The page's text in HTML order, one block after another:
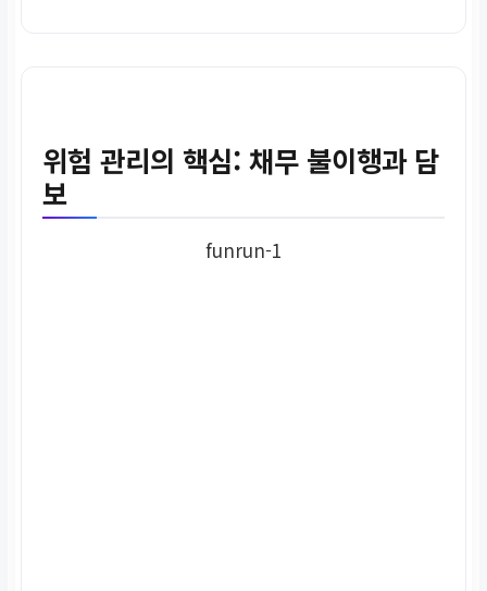
위험 관리의 핵심: 채무 불이행과 담
보
funrun-1